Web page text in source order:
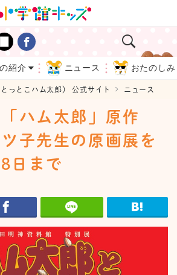
紹介 ニュース おたのしみ
っとこハム太郎） 公式サイト ニュース
ハム太郎」原作
子先生の原画展を
日まで